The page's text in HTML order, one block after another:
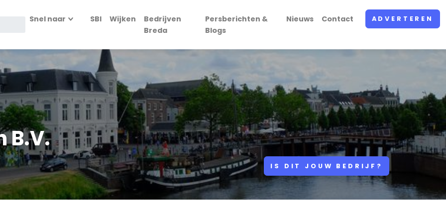
Snel naar SBI Wijken
Bedrijven
Breda
Persberichten &
Blogs
Nieuws Contact ADVERTEREN
B.V.
IS DIT JOUW BEDRIJF?